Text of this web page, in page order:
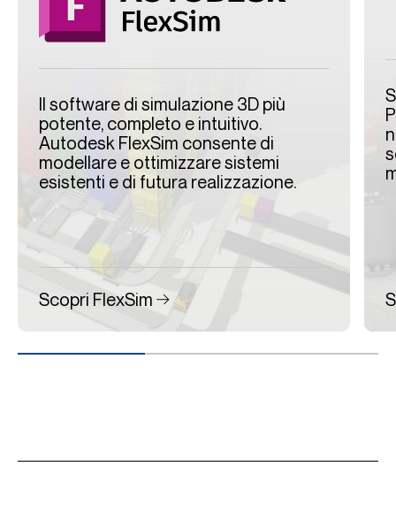
Il software di simulazione 3D più
potente, completo e intuitivo.
Autodesk FlexSim consente di
modellare e ottimizzare sistemi
esistenti e di futura realizzazione.
Scopri FlexSim